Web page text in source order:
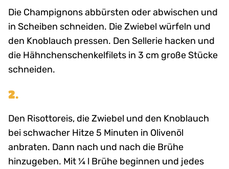
Die Champignons abbürsten oder abwischen und
in Scheiben schneiden. Die Zwiebel würfeln und
den Knoblauch pressen. Den Sellerie hacken und
die Hähnchenschenkelfilets in 3 cm große Stücke
schneiden.
2.
Den Risottoreis, die Zwiebel und den Knoblauch
bei schwacher Hitze 5 Minuten in Olivenöl
anbraten. Dann nach und nach die Brühe
hinzugeben. Mit ¼ l Brühe beginnen und jedes